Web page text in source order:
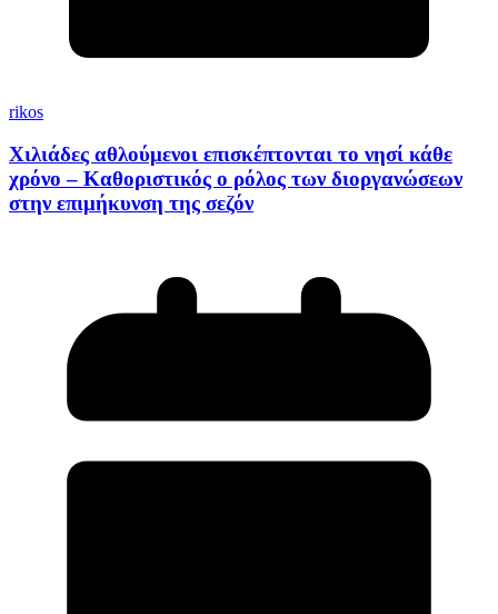
rikos
Χιλιάδες αθλούμενοι επισκέπτονται το νησί κάθε
χρόνο – Καθοριστικός ο ρόλος των διοργανώσεων
στην επιμήκυνση της σεζόν